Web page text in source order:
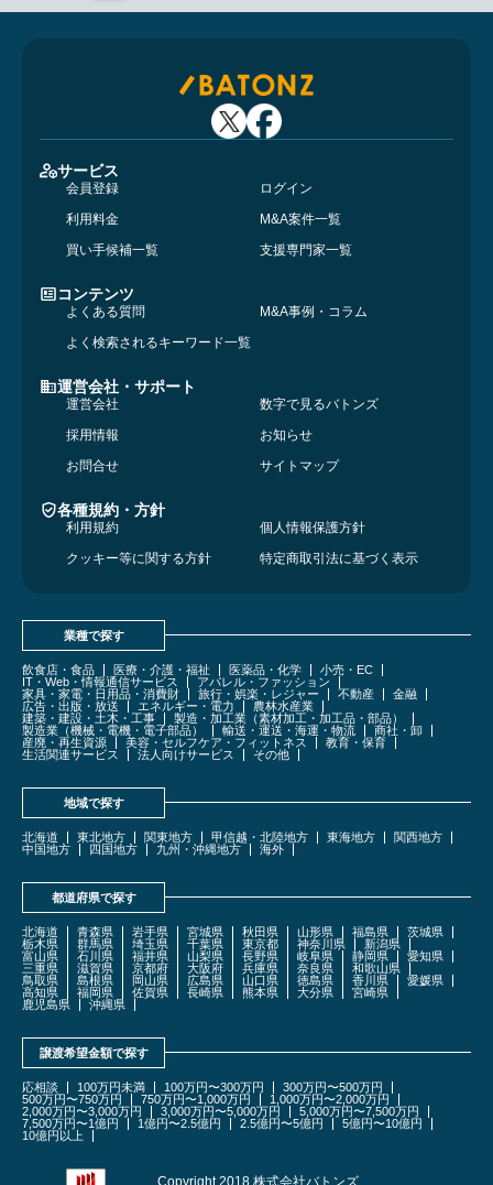
サービス
会員登録
ログイン
利用料金
M&A案件一覧
買い手候補一覧
支援専門家一覧
コンテンツ
よくある質問
M&A事例・コラム
よく検索されるキーワード一覧
運営会社・サポート
運営会社
数字で見るバトンズ
採用情報
お知らせ
お問合せ
サイトマップ
各種規約・方針
利用規約
個人情報保護方針
クッキー等に関する方針
特定商取引法に基づく表示
業種で探す
飲食店・食品 医療・介護・福祉 医薬品・化学
小売・EC
IT・Web・情報通信サービス
アパレル・ファッション
家具・家電・日用品・消費財
旅行・娯楽・レジャー 不動産
金融
広告・出版・放送
エネルギー・電力
農林水産業
建築・建設・土木・工事
製造・加工業（素材加工・加工品・部品）
製造業（機械・電機・電子部品）
輸送・運送・海運・物流
商社・卸
産廃・再生資源
美容・セルフケア・フィットネス
教育・保育
生活関連サービス
法人向けサービス その他
地域で探す
北海道 東北地方 関東地方 甲信越・北陸地方 東海地方
関西地方
中国地方
四国地方 九州・沖縄地方 海外
都道府県で探す
北海道 青森県 岩手県 宮城県 秋田県 山形県 福島県
茨城県
栃木県
群馬県 埼玉県 千葉県 東京都 神奈川県
新潟県
富山県
石川県 福井県 山梨県 長野県 岐阜県 静岡県
愛知県
三重県
滋賀県 京都府 大阪府 兵庫県 奈良県
和歌山県
鳥取県
島根県 岡山県 広島県 山口県 徳島県 香川県
愛媛県
高知県
福岡県 佐賀県 長崎県 熊本県 大分県
宮崎県
鹿児島県
沖縄県
譲渡希望金額で探す
応相談 100万円未満 100万円〜300万円
300万円〜500万円
500万円〜750万円
750万円〜1,000万円
1,000万円〜2,000万円
2,000万円〜3,000万円
3,000万円〜5,000万円
5,000万円〜7,500万円
7,500万円〜1億円
1億円〜2.5億円 2.5億円〜5億円
5億円〜10億円
10億円以上
Copyright 2018 株式会社バトンズ